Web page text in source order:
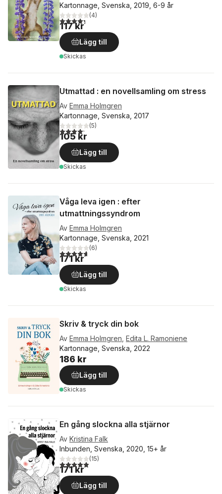
Kartonnage, Svenska, 2019, 6-9 år
4,3utav 5 stjärnor. Totalt antal röster:
(4)
117 kr
Lägg till
Skickas
Utmattad : en novellsamling om stress
Av Emma Holmgren
Kartonnage, Svenska, 2017
4,2utav 5 stjärnor. Totalt antal röster:
(5)
105 kr
Lägg till
Skickas
Våga leva igen : efter
utmattningssyndrom
Av Emma Holmgren
Kartonnage, Svenska, 2021
4,7utav 5 stjärnor. Totalt antal röster:
(6)
171 kr
Lägg till
Skickas
Skriv & tryck din bok
Av Emma Holmgren Edita L. Ramoniene
Kartonnage, Svenska, 2022
186 kr
Lägg till
Skickas
En gång slockna alla stjärnor
Av Kristina Falk
Inbunden, Svenska, 2020, 15+ år
4,9utav 5 stjärnor. Totalt antal röster:
(15)
171 kr
Lägg till